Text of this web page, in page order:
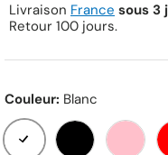
Livraison France sous 3
Retour 100 jours.
Couleur: Blanc